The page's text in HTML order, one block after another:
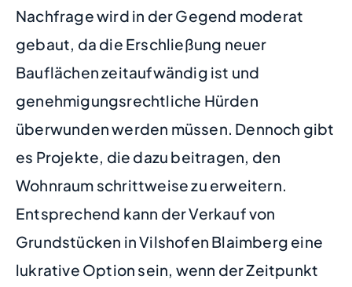
Nachfrage wird in der Gegend moderat
gebaut, da die Erschließung neuer
Bauflächen zeitaufwändig ist und
genehmigungsrechtliche Hürden
überwunden werden müssen. Dennoch gibt
es Projekte, die dazu beitragen, den
Wohnraum schrittweise zu erweitern.
Entsprechend kann der Verkauf von
Grundstücken in Vilshofen Blaimberg eine
lukrative Option sein, wenn der Zeitpunkt